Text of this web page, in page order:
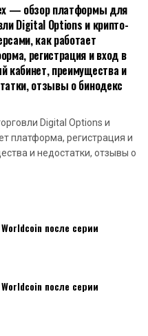
— обзор платформы для
Digital Options и крипто-
как работает
регистрация и вход в
кабинет, преимущества и
отзывы о бинодекс
Digital Options и
платформа, регистрация и
и недостатки, отзывы о
после серии
после серии